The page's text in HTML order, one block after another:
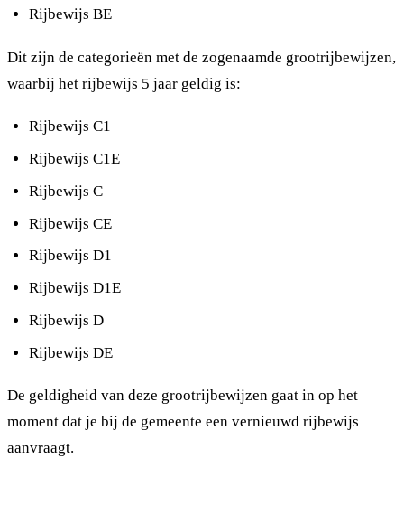
Rijbewijs BE
Dit zijn de categorieën met de zogenaamde grootrijbewijzen,
waarbij het rijbewijs 5 jaar geldig is:
Rijbewijs C1
Rijbewijs C1E
Rijbewijs C
Rijbewijs CE
Rijbewijs D1
Rijbewijs D1E
Rijbewijs D
Rijbewijs DE
De geldigheid van deze grootrijbewijzen gaat in op het
moment dat je bij de gemeente een vernieuwd rijbewijs
aanvraagt.